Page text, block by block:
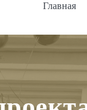
Главная